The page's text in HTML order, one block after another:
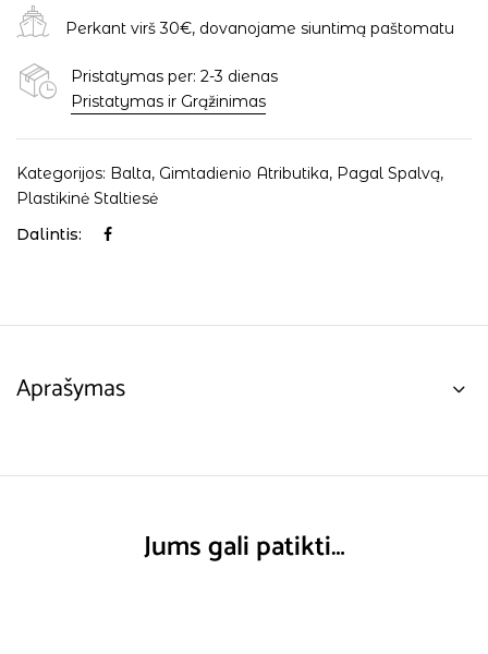
Perkant virš 30€, dovanojame siuntimą paštomatu
Pristatymas per: 2-3 dienas
Pristatymas ir Grąžinimas
Kategorijos: Balta, Gimtadienio Atributika, Pagal Spalvą,
Plastikinė Staltiesė
Dalintis:
Aprašymas
Jums gali patikti…